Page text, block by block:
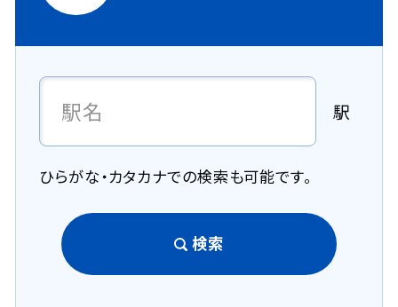
駅
ひらがな・カタカナでの検索も可能です。
検索